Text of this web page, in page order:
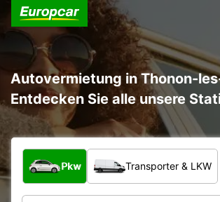
Autovermietung in Thonon-
Entdecken Sie alle unsere
Welche Art von Fahrzeug?
Pkw Transporter & LKW